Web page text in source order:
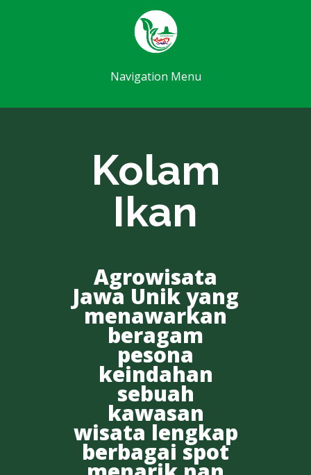
Navigation Menu
Kolam
Ikan
Agrowisata
Jawa Unik yang
menawarkan
beragam
pesona
keindahan
sebuah
kawasan
wisata lengkap
berbagai spot